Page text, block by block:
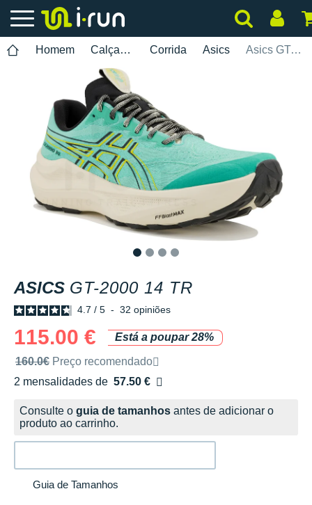
Homem Calçados Corrida Asics Asics GT-2000 14 TR
ASICS GT-2000 14 TR
4.7 / 5 - 32 opiniões
115.00 €
Está a poupar 28%
Preço de venda recomendado pela marca
160.0€ Preço recomendado
2 mensalidades de 57.50 €
sem custos
Consulte o guia de tamanhos antes de adicionar o
produto ao carrinho.
Guia de Tamanhos